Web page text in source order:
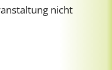
nicht